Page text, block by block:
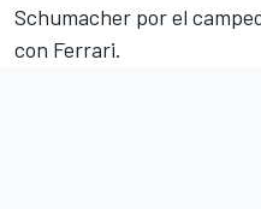
Schumacher por el
con Ferrari.